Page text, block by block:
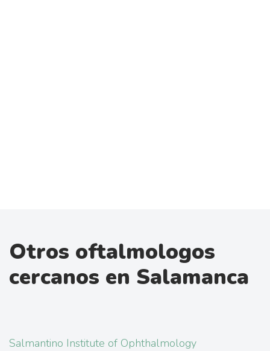
Otros oftalmologos
cercanos en Salamanca
Salmantino Institute of Ophthalmology